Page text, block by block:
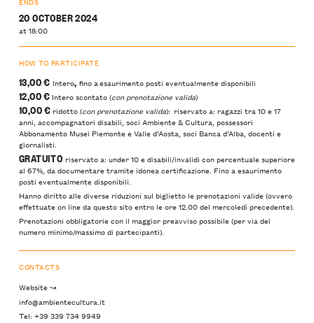
20 OCTOBER 2024
at 18:00
HOW TO PARTICIPATE
13,00 € Intero, fino a esaurimento posti eventualmente disponibili
12,00 € Intero scontato (con prenotazione valida)
10,00 €ridotto (con prenotazione valida): riservato a: ragazzi tra 10 e 17
anni, accompagnatori disabili, soci Ambiente & Cultura, possessori
Abbonamento Musei Piemonte e Valle d’Aosta, soci Banca d’Alba, docenti e
giornalisti.
GRATUITO riservato a: under 10 e disabili/invalidi con percentuale superiore
al 67%, da documentare tramite idonea certificazione. Fino a esaurimento
posti eventualmente disponibili.
Hanno diritto alle diverse riduzioni sul biglietto le prenotazioni valide (ovvero
effettuate on line da questo sito entro le ore 12.00 del mercoledì precedente).
Prenotazioni obbligatorie con il maggior preavviso possibile (per via del
numero minimo/massimo di partecipanti).
CONTACTS
Website ↝
info@ambientecultura.it
Tel: +39 339 734 9949